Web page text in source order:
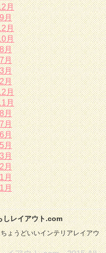
月
月
月
月
月
月
月
月
月
月
月
月
月
月
月
月
月
月
レイアウト.com
ょうどいいインテリアレイアウ